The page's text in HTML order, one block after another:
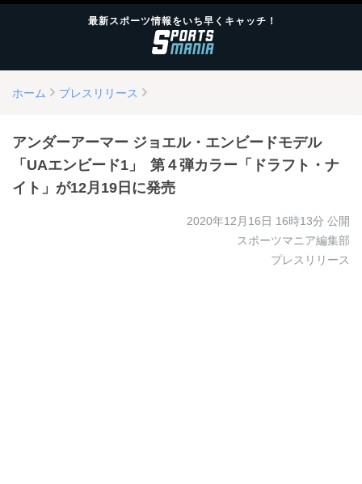
最新スポーツ情報をいち早くキャッチ！
ホーム プレスリリース
アンダーアーマー ​​ジョエル・エンビードモデル
「UAエンビード1」​ ​​第４弾カラー「ドラフト・ナ
イト」が​12月19日に発売 ​​
2020年12月16日 16時13分 公開
スポーツマニア編集部
プレスリリース